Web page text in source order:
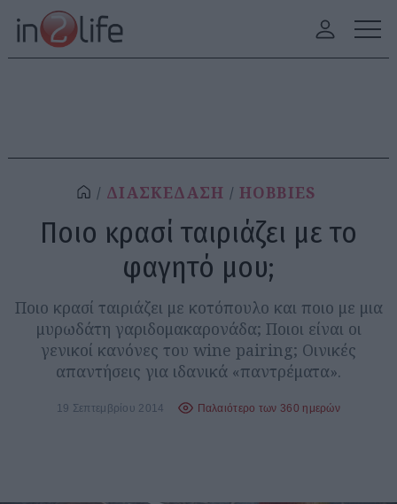
ΔΙΑΣΚΕΔΑΣΗ HOBBIES
Ποιο κρασί ταιριάζει με το
φαγητό μου;
Ποιο κρασί ταιριάζει με κοτόπουλο και ποιο με μια
μυρωδάτη γαριδομακαρονάδα; Ποιοι είναι οι
γενικοί κανόνες του wine pairing; Οινικές
απαντήσεις για ιδανικά «παντρέματα».
19 Σεπτεμβρίου 2014 Παλαιότερο των 360 ημερών